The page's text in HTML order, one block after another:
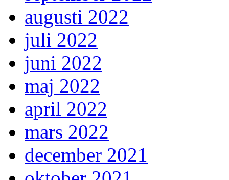
augusti 2022
juli 2022
juni 2022
maj 2022
april 2022
mars 2022
december 2021